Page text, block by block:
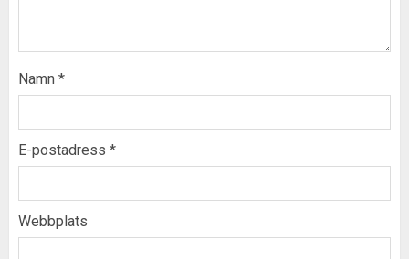
Namn *
E-postadress *
Webbplats